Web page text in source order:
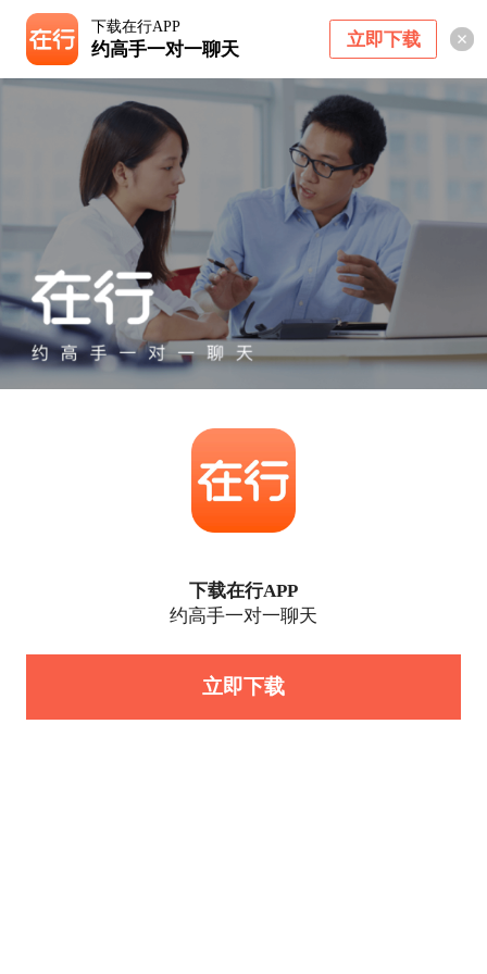
下载在行APP
约高手一对一聊天 立即下载
下载在行APP
约高手一对一聊天
立即下载